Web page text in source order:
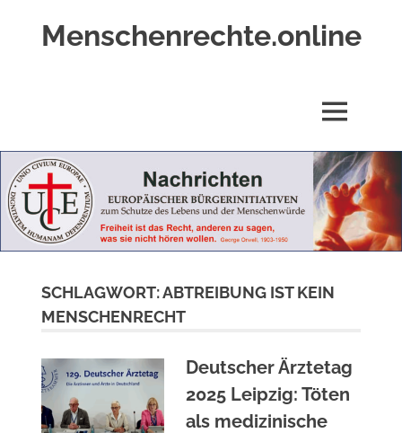
Menschenrechte.online
Geborene
wie
für
Ungeborene
MENÜ
SCHLAGWORT:ABTREIBUNG IST KEIN
MENSCHENRECHT
Deutscher Ärztetag
2025 Leipzig: Töten
als medizinische